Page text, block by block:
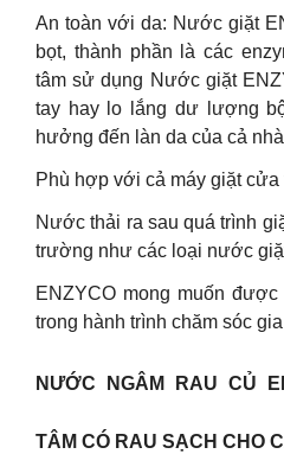
An toàn với da: Nước giặt
bọt, thành phần là các
tâm sử dụng Nước giặt
tay hay lo lắng dư lượng
hưởng đến làn da của cả nhà
Phù hợp với cả máy giặt
Nước thải ra sau quá trình
trường như các loại nước
ENZYCO mong muốn
trong hành trình chăm sóc
NƯỚC NGÂM RAU CỦ
TÂM CÓ RAU SẠCH CHO